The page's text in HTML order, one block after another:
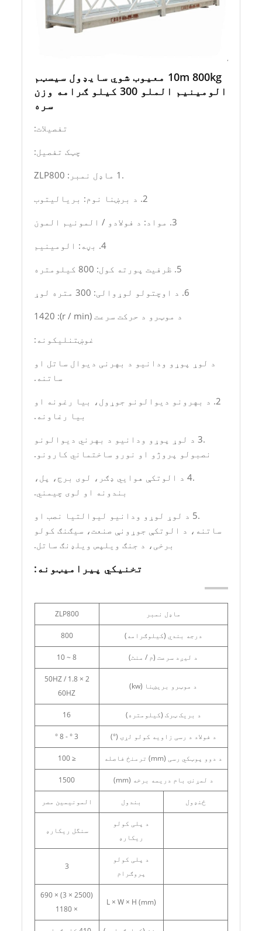
10m 800kg معیوب شوي سایډول سیسټم
الومینیم الملو 300 کیلو ګرامه وزن
سره
تفصيلات:
چټک تفصیل:
.1 ماډل نمبر: ZLP800
2. د برښنا نوم: بریالیتوب
3. مواد: د فولادو / المونیم المون
4. بڼه: الومینیم
5. ظرفیت پورته کول: 800 کیلومتره
6. د اوچتولو لوړوالی: 300 متره لوړ
د موټرو د حرکت سرعت (r / min): 1420
غوښتنلیکونه:
د لوړ پوړو ودانیو د بهرنی دیوال ساتل او
ساتنه.
2. د بهرونو دیوالونو جوړول، بیا رغونه او
بیا رغاونه.
.3 د لوړ پوړو ودانیو د بهرني دیوالونو
نصبولو پروژو او نورو ساختماني کارونو.
.4 د الوتکې هوايي ډګر، لوی برج، پل،
بندونه او لوی چیمني.
.5 د لوړ لوړو ودانیو لیوالتیا نصب او
ساتنه، د الوتکې جوړونې صنعت، سیګنګ کولو
برخی، د جنګ ویلپس ویلډنګ ساتل.
تخنیکي پیرامیټونه:
ماډل نمبر ZLP800
درجه بندي (کيلوګرامه) 800
د لیږد سرعت (م / منٹ) 8 ~ 10
د موټرو بریښنا (kw)
2 × 1.8 50HZ /
60HZ
د بریک ټرک (کیلومتره) 16
د فولاد د رسی زاویه کولو لړۍ (°) 3 ° - 8 °
د دوو پوټکي رسی (mm) ترمنځ فاصله ≤ 100
د لمړنۍ بام دریمه برخه (mm) 1500
ځنډول بندول المونیمین مصر
د پلی کولو
ریکارډ
سنگل ریکارډ
د پلی کولو
پروګرام
3
L × W × H (mm)
(2500 × 3) × 690
× 1180